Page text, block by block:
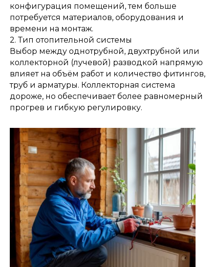
конфигурация помещений, тем больше
потребуется материалов, оборудования и
времени на монтаж.
2. Тип отопительной системы
Выбор между однотрубной, двухтрубной или
коллекторной (лучевой) разводкой напрямую
влияет на объём работ и количество фитингов,
труб и арматуры. Коллекторная система
дороже, но обеспечивает более равномерный
прогрев и гибкую регулировку.